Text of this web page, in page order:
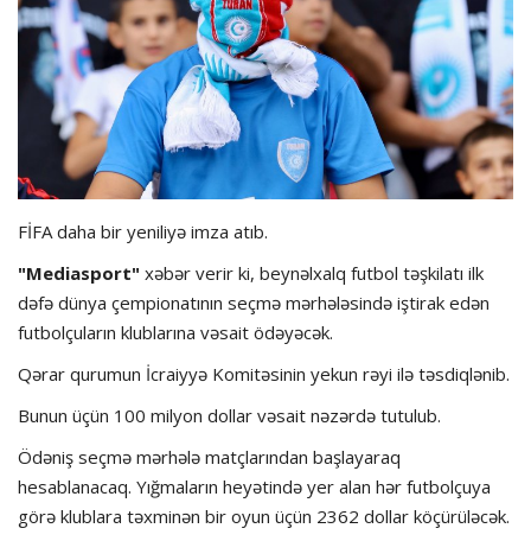
Layihə
Formula 1
İdman növləri
FİFA daha bir yeniliyə imza atıb.
"Mediasport" xəbər verir ki, beynəlxalq futbol təşkilatı ilk
dəfə dünya çempionatının seçmə mərhələsində iştirak edən
futbolçuların klublarına vəsait ödəyəcək.
Qərar qurumun İcraiyyə Komitəsinin yekun rəyi ilə təsdiqlənib.
Bunun üçün 100 milyon dollar vəsait nəzərdə tutulub.
Ödəniş seçmə mərhələ matçlarından başlayaraq
hesablanacaq. Yığmaların heyətində yer alan hər futbolçuya
görə klublara təxminən bir oyun üçün 2362 dollar köçürüləcək.